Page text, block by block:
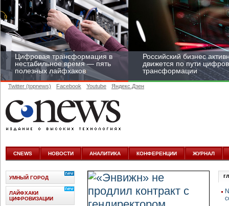
Цифровая трансформация в
нестабильное время — пять
полезных лайфхаков
Российский бизнес
движется по пути
трансформации
цифровизироваться со
скоростью крупных
корпораций
Twitter (topnews) Facebook Youtube Яндекс.Дзен
CNEWS НОВОСТИ АНАЛИТИКА КОНФЕРЕНЦИИ ЖУРНАЛ
УМНЫЙ ГОРОД
ЛАЙФХАКИ
ЦИФРОВИЗАЦИИ